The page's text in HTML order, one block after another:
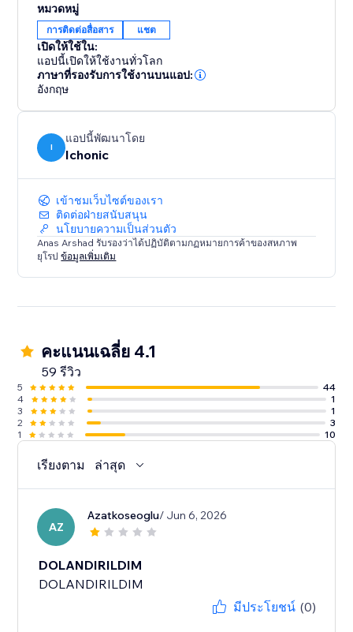
หมวดหมู่
การติดต่อสื่อสาร แชต
เปิดให้ใช้ใน:
แอปนี้เปิดให้ใช้งานทั่วโลก
ภาษาที่รองรับการใช้งานบนแอป:
อังกฤษ
I
แอปนี้พัฒนาโดย
Ichonic
เข้าชมเว็บไซต์ของเรา
ติดต่อฝ่ายสนับสนุน
นโยบายความเป็นส่วนตัว
Anas Arshad รับรองว่าได้ปฏิบัติตามกฏหมายการค้าของสหภาพ
ยุโรปข้อมูลเพิ่มเติม
คะแนนเฉลี่ย 4.1
59 รีวิว
5
44
4
1
3
1
2
3
1
10
เรียงตาม ล่าสุด
AZ
Azatkoseoglu/ Jun 6, 2026
DOLANDIRILDIM
DOLANDIRILDIM
มีประโยชน์ (0)